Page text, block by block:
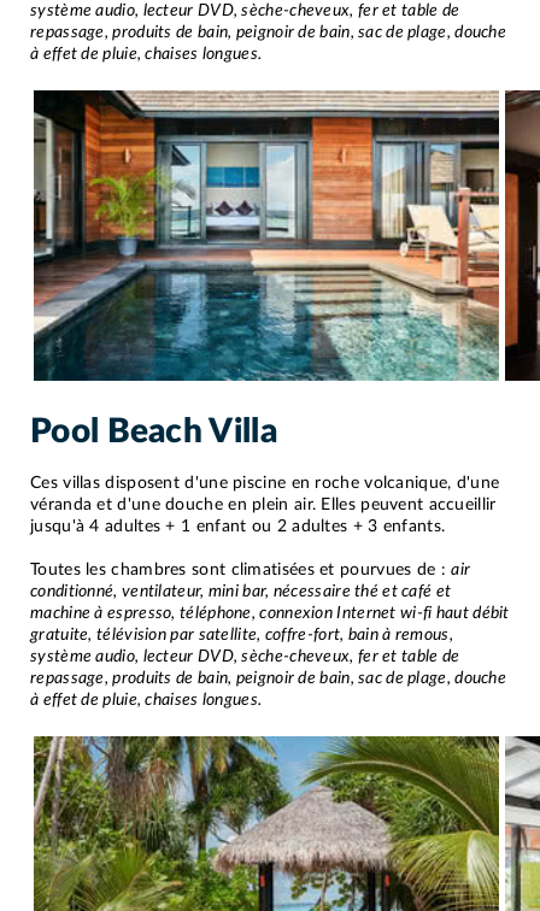
système audio, lecteur DVD, sèche-cheveux, fer et table de
repassage, produits de bain, peignoir de bain, sac de plage, douche
à effet de pluie, chaises longues.
Pool Beach Villa
Ces villas disposent d'une piscine en roche volcanique, d'une
véranda et d'une douche en plein air. Elles peuvent accueillir
jusqu'à 4 adultes + 1 enfant ou 2 adultes + 3 enfants.
Toutes les chambres sont climatisées et pourvues de :air
conditionné, ventilateur, mini bar, nécessaire thé et café et
machine à espresso, téléphone, connexion Internet wi-fi haut débit
gratuite, télévision par satellite, coffre-fort, bain à remous,
système audio, lecteur DVD, sèche-cheveux, fer et table de
repassage, produits de bain, peignoir de bain, sac de plage, douche
à effet de pluie, chaises longues.